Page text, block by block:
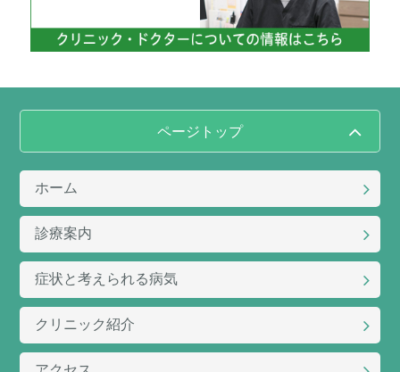
ページトップ
ホーム
診療案内
症状と考えられる病気
クリニック紹介